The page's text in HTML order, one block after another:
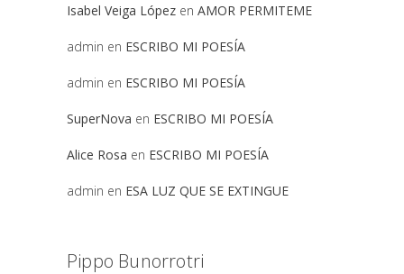
Isabel Veiga López en AMOR PERMITEME
admin en ESCRIBO MI POESÍA
admin en ESCRIBO MI POESÍA
SuperNova en ESCRIBO MI POESÍA
Alice Rosa en ESCRIBO MI POESÍA
admin en ESA LUZ QUE SE EXTINGUE
Pippo Bunorrotri